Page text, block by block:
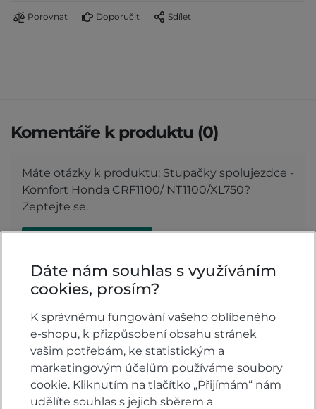
Porovnat Doporučit Sdílet
Komentáře k produktu (0)
Máte otázky k produktu: Stupačky spolujezdce -
Komfort Honda CRF1100/ NT1100/XL750?
Zeptejte se.
Hodnocení produktu
Přidejte vlastní hodnocení produktu a pomožte
tak dalším nakupujícím.
Hodnoťte.
Dáte nám souhlas s využíváním
cookies, prosím?
K správnému fungování vašeho oblíbeného
e-shopu, k přizpůsobení obsahu stránek
vašim potřebám, ke statistickým a
marketingovým účelům používáme soubory
cookie. Kliknutím na tlačítko „Přijímám“ nám
udělíte souhlas s jejich sběrem a